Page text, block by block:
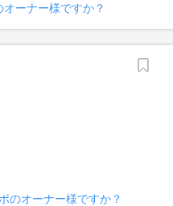
ーナー様ですか？
のオーナー様ですか？